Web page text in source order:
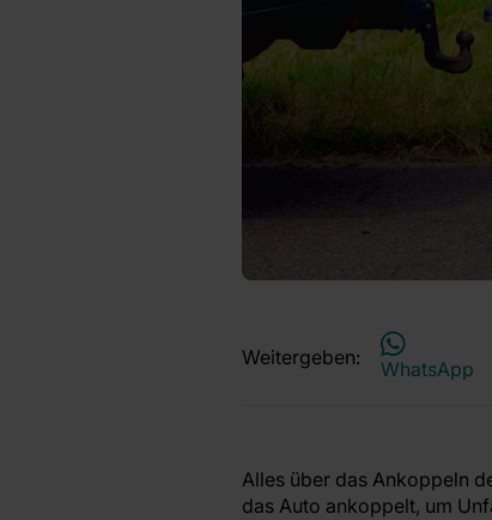
Weitergeben: WhatsApp
Alles über das Ankoppeln
das Auto ankoppelt, um